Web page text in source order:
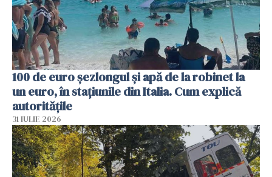
100 de euro șezlongul și apă de la robinet la
un euro, în stațiunile din Italia. Cum explică
autoritățile
31 IULIE 2026